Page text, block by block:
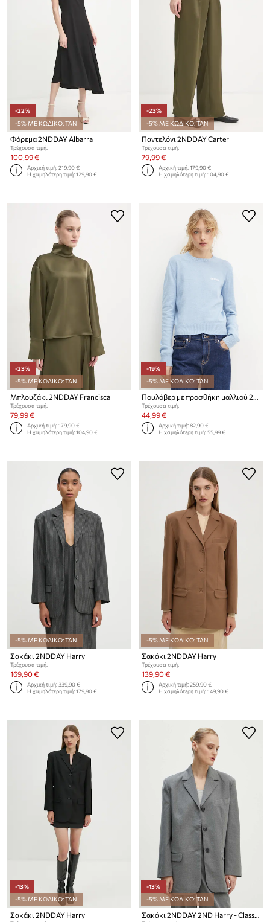
-22%
-5% ΜΕ ΚΩΔΙΚΟ: TAN
Φόρεμα 2NDDAY Albarra
Τρέχουσα τιμή:
100,99 €
Αρχική τιμή:219,90 €
Η χαμηλότερη τιμή:129,90 €
-23%
-5% ΜΕ ΚΩΔΙΚΟ: TAN
Παντελόνι 2NDDAY Carter
Τρέχουσα τιμή:
79,99 €
Αρχική τιμή:179,90 €
Η χαμηλότερη τιμή:104,90 €
-23%
-5% ΜΕ ΚΩΔΙΚΟ: TAN
Μπλουζάκι 2NDDAY Francisca
Τρέχουσα τιμή:
79,99 €
Αρχική τιμή:179,90 €
Η χαμηλότερη τιμή:104,90 €
-19%
-5% ΜΕ ΚΩΔΙΚΟ: TAN
Πουλόβερ με προσθήκη μαλλιού 2NDDAY Lance
Τρέχουσα τιμή:
44,99 €
Αρχική τιμή:82,90 €
Η χαμηλότερη τιμή:55,99 €
-5% ΜΕ ΚΩΔΙΚΟ: TAN
Σακάκι 2NDDAY Harry
Τρέχουσα τιμή:
169,90 €
Αρχική τιμή:339,90 €
Η χαμηλότερη τιμή:179,90 €
-5% ΜΕ ΚΩΔΙΚΟ: TAN
Σακάκι 2NDDAY Harry
Τρέχουσα τιμή:
139,90 €
Αρχική τιμή:259,90 €
Η χαμηλότερη τιμή:149,90 €
-13%
-5% ΜΕ ΚΩΔΙΚΟ: TAN
Σακάκι 2NDDAY Harry
-13%
-5% ΜΕ ΚΩΔΙΚΟ: TAN